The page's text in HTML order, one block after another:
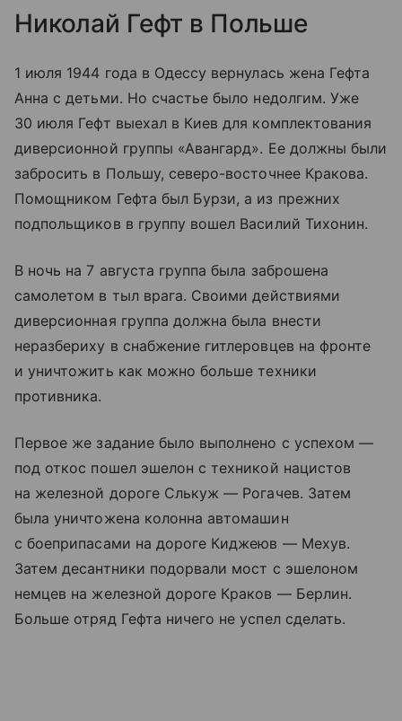
Николай Гефт в Польше
1 июля 1944 года в Одессу вернулась жена Гефта
Анна с детьми. Но счастье было недолгим. Уже
30 июля Гефт выехал в Киев для комплектования
диверсионной группы «Авангард». Ее должны были
забросить в Польшу, северо-восточнее Кракова.
Помощником Гефта был Бурзи, а из прежних
подпольщиков в группу вошел Василий Тихонин.
В ночь на 7 августа группа была заброшена
самолетом в тыл врага. Своими действиями
диверсионная группа должна была внести
неразбериху в снабжение гитлеровцев на фронте
и уничтожить как можно больше техники
противника.
Первое же задание было выполнено с успехом —
под откос пошел эшелон с техникой нацистов
на железной дороге Слькуж — Рогачев. Затем
была уничтожена колонна автомашин
с боеприпасами на дороге Киджеюв — Мехув.
Затем десантники подорвали мост с эшелоном
немцев на железной дороге Краков — Берлин.
Больше отряд Гефта ничего не успел сделать.